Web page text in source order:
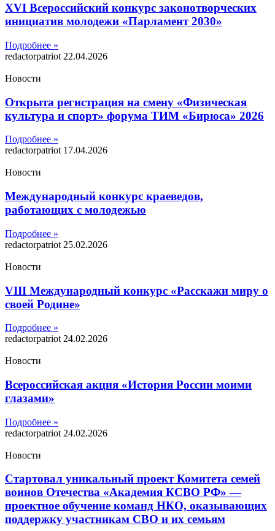
XVI Всероссийский конкурс законотворческих
инициатив молодежи «Парламент 2030»
Подробнее »
redactorpatriot 22.04.2026
Новости
Открыта регистрация на смену «Физическая
культура и спорт» форума ТИМ «Бирюса» 2026
Подробнее »
redactorpatriot 17.04.2026
Новости
Международный конкурс краеведов,
работающих с молодежью
Подробнее »
redactorpatriot 25.02.2026
Новости
VIII Международный конкурс «Расскажи миру о
своей Родине»
Подробнее »
redactorpatriot 24.02.2026
Новости
Всероссийская акция «История России моими
глазами»
Подробнее »
redactorpatriot 24.02.2026
Новости
Стартовал уникальный проект Комитета семей
воинов Отечества «Академия КСВО РФ» —
проектное обучение команд НКО, оказывающих
поддержку участникам СВО и их семьям